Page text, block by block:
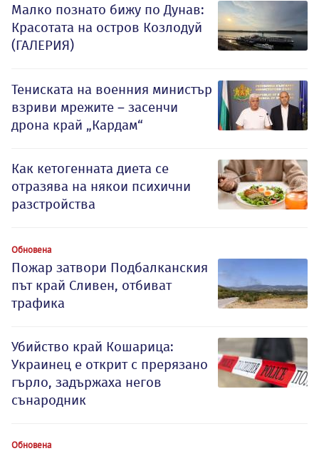
Малко познато бижу по Дунав:
Красотата на остров Козлодуй
(ГАЛЕРИЯ)
Тениската на военния министър
взриви мрежите – засенчи
дрона край „Кардам“
Как кетогенната диета се
отразява на някои психични
разстройства
Обновена
Пожар затвори Подбалканския
път край Сливен, отбиват
трафика
Убийство край Кошарица:
Украинец е открит с прерязано
гърло, задържаха негов
сънародник
Обновена